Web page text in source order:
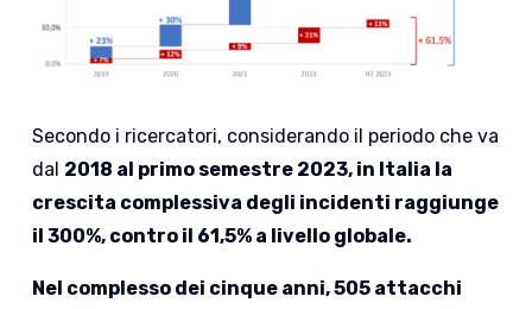
Secondo i ricercatori, considerando il periodo che va
dal 2018 al primo semestre 2023, in Italia la
crescita complessiva degli incidenti raggiunge
il 300%, contro il 61,5% a livello globale.
Nel complesso dei cinque anni, 505 attacchi